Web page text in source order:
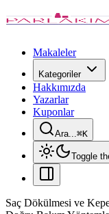
Makaleler
Kategoriler
Hakkımızda
Yazarlar
Kuponlar
Ara...⌘K
Toggle
Saç Dökülmesi ve